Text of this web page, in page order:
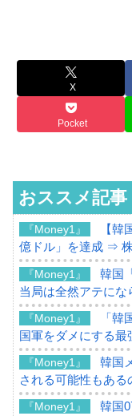
X
Pocket
おススメ記事
『Money1』
【
億ドル」を達成 ⇒
『Money1』
韓国
当局は全然アテに
『Money1』
「
国軍をダメにする最
『Money1』
韓国
される可能性もある
『Money1』
韓国